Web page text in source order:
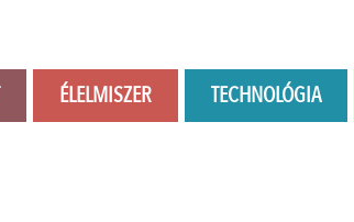
ÉLELMISZER TECHNOLÓGIA